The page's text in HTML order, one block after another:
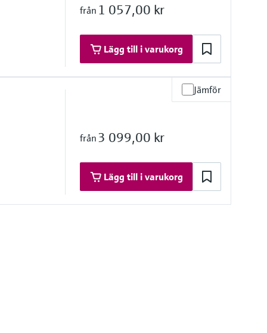
från 1 057,00 kr
Lägg till i varukorg
on request
Jämför
från 3 099,00 kr
Lägg till i varukorg